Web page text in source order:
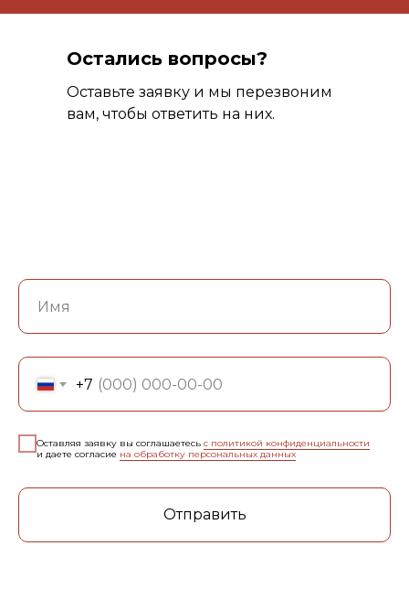
Остались вопросы?
Оставьте заявку и мы перезвоним
вам, чтобы ответить на них.
+7
Оставляя заявку вы соглашаетесь с политикой конфиденциальности
и даете согласие на обработку персональных данных
Отправить